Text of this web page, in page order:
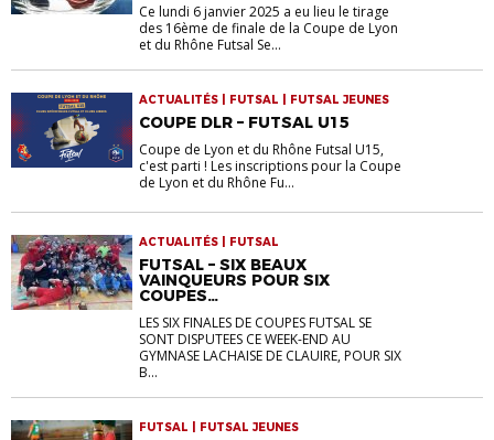
Ce lundi 6 janvier 2025 a eu lieu le tirage
des 16ème de finale de la Coupe de Lyon
et du Rhône Futsal Se...
ACTUALITÉS | FUTSAL | FUTSAL JEUNES
COUPE DLR – FUTSAL U15
Coupe de Lyon et du Rhône Futsal U15,
c'est parti ! Les inscriptions pour la Coupe
de Lyon et du Rhône Fu...
ACTUALITÉS | FUTSAL
FUTSAL – SIX BEAUX
VAINQUEURS POUR SIX
COUPES…
LES SIX FINALES DE COUPES FUTSAL SE
SONT DISPUTEES CE WEEK-END AU
GYMNASE LACHAISE DE CLAUIRE, POUR SIX
B...
FUTSAL | FUTSAL JEUNES